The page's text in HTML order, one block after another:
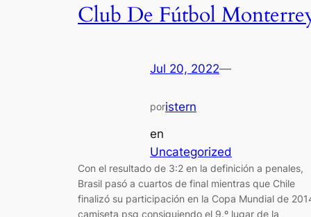
Club De Fútbol
Jul 20, 2022—
poristern
en
Uncategorized
Con el resultado de 3:2 en la definición a penales,
Brasil pasó a cuartos de final mientras que Chile
finalizó su participación en la Copa Mundial de
camiseta psg consiguiendo el 9.º lugar de la